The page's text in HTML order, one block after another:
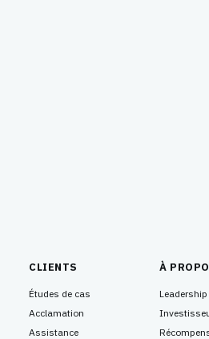
CLIENTS
Études de cas
Acclamation
Assistance
À
Leadership